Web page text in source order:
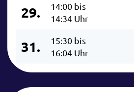
29.
14:00 bis
14:34 Uhr
31.
15:30 bis
16:04 Uhr